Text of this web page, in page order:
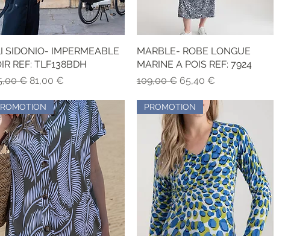
Vista rápida
SIDONIO- IMPERMEABLE
REF: TLF138BDH
€ Precio de oferta
81,00 €
Vista rápida
MARBLE- ROBE LONGUE
MARINE A POIS REF: 7924
Precio
109,00 € Precio de oferta
65,40 €
PROMOTION